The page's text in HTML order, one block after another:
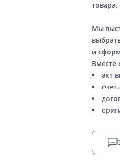
товара.
Мы
и
Вместе
акт